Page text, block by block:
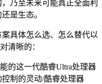
乃至未来可能真正全面利
是生态。
具体怎么选、怎么替代以
清晰的：
的这一代酷睿Ultra处理器
制的灵动/酷睿处理器